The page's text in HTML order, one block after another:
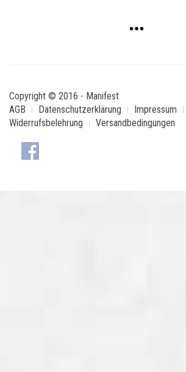
Copyright © 2016 - Manifest
AGB
Datenschutzerklärung Impressum
Widerrufsbelehrung
Versandbedingungen